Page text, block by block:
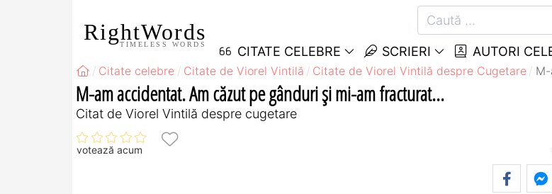
RightWords
TIMELESS WORDS CITATE CELEBRE SCRIERI AUTORI
Citate celebre Citate de Viorel Vintilă Citate de Viorel Vintilă despre Cugetare
M-am accidentat. Am căzut pe gânduri şi mi-am fracturat...
Citat de Viorel Vintilă despre cugetare
votează acum